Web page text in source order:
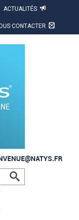
X
ACTUALITÉS
CONTACTER